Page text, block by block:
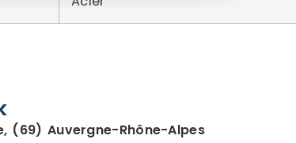
(69) Auvergne-Rhône-Alpes